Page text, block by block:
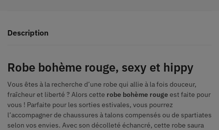
Description
Robe bohème rouge, sexy et hippy
Vous êtes à la recherche d’une robe qui allie à la fois douceur,
fraîcheur et liberté ? Alors cette robe bohème rougeest faite pour
vous ! Parfaite pour les sorties estivales, vous pourrez
l’accompagner de chaussures à talons compensés ou de spartiates
selon vos envies. Avec son décolleté échancré, cette robe saura